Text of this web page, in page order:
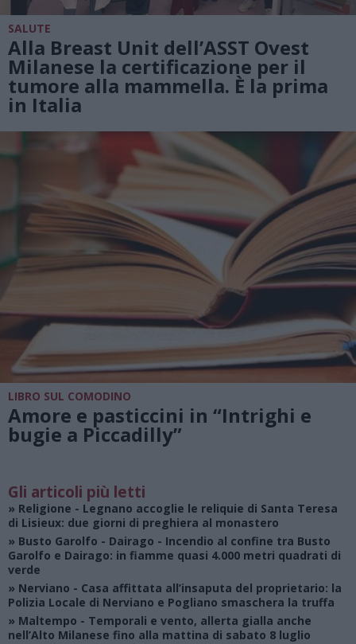
SALUTE
Alla Breast Unit dell’ASST Ovest
Milanese la certificazione per il
tumore alla mammella. È la prima
in Italia
LIBRO SUL COMODINO
Amore e pasticcini in “Intrighi e
bugie a Piccadilly”
Gli articoli più letti
» Religione - Legnano accoglie le reliquie di Santa Teresa
di Lisieux: due giorni di preghiera al monastero
» Busto Garolfo - Dairago - Incendio al confine tra Busto
Garolfo e Dairago: in fiamme quasi 4.000 metri quadrati di
verde
» Nerviano - Casa affittata all’insaputa del proprietario: la
Polizia Locale di Nerviano e Pogliano smaschera la truffa
» Maltempo - Temporali e vento, allerta gialla anche
nell’Alto Milanese fino alla mattina di sabato 8 luglio